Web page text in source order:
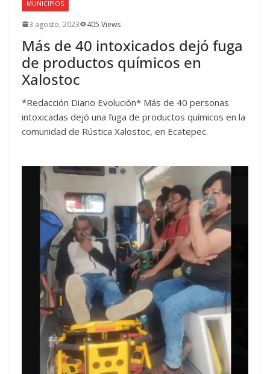
MUNICIPIOS
3 agosto, 2023 405 Views
Más de 40 intoxicados dejó fuga
de productos químicos en
Xalostoc
*Redacción Diario Evolución* Más de 40 personas
intoxicadas dejó una fuga de productos químicos en la
comunidad de Rústica Xalostoc, en Ecatepec.